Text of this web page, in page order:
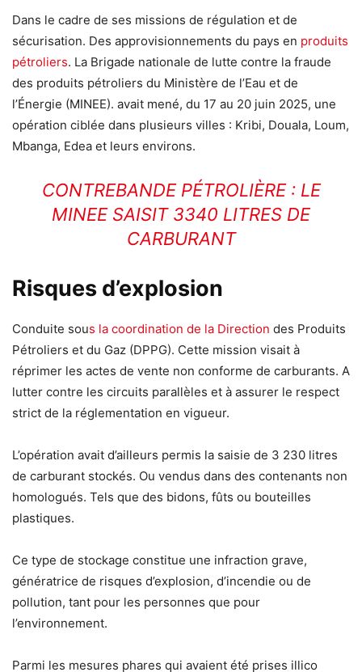
Dans le cadre de ses missions de régulation et de
sécurisation. Des approvisionnements du pays en produits
pétroliers. La Brigade nationale de lutte contre la fraude
des produits pétroliers du Ministère de l’Eau et de
l’Énergie (MINEE). avait mené, du 17 au 20 juin 2025, une
opération ciblée dans plusieurs villes : Kribi, Douala, Loum,
Mbanga, Edea et leurs environs.
CONTREBANDE PÉTROLIÈRE : LE
MINEE SAISIT 3340 LITRES DE
CARBURANT
Risques d’explosion
Conduite sous la coordination de la Direction des Produits
Pétroliers et du Gaz (DPPG). Cette mission visait à
réprimer les actes de vente non conforme de carburants. A
lutter contre les circuits parallèles et à assurer le respect
strict de la réglementation en vigueur.
L’opération avait d’ailleurs permis la saisie de 3 230 litres
de carburant stockés. Ou vendus dans des contenants non
homologués. Tels que des bidons, fûts ou bouteilles
plastiques.
Ce type de stockage constitue une infraction grave,
génératrice de risques d’explosion, d’incendie ou de
pollution, tant pour les personnes que pour
l’environnement.
Parmi les mesures phares qui avaient été prises illico